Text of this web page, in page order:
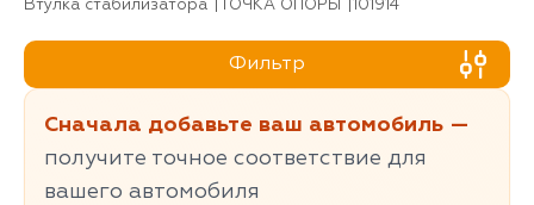
Втулка стабилизатора
ТОЧКА ОПОРЫ 101914
Фильтр
Сначала добавьте ваш автомобиль —
получите точное соответствие для
вашего автомобиля